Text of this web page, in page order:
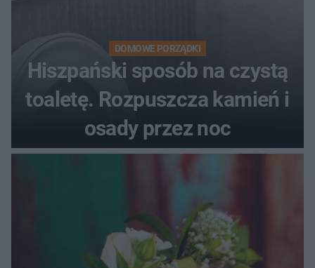
DOMOWE PORZĄDKI
Hiszpański sposób na czystą
toaletę. Rozpuszcza kamień i
osady przez noc